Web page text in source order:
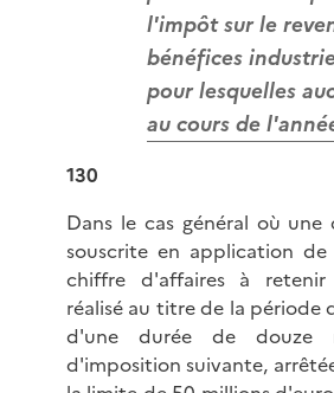
l'impôt sur le
bénéfices
pour lesquelles
au cours de
130
Dans le cas général où
souscrite en application
chiffre d'affaires à
réalisé au titre de la
d'une durée de douze
d'imposition suivante,